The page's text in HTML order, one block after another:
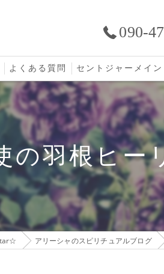
090-
よくある質問 セントジャーメイン
セントジャーメイン
セントジャーメイン
お守りジュエリー
の羽根ヒー
アリーシャのスピリチュアルブログ